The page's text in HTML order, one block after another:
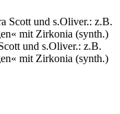
und s.Oliver.: z.B.
mit Zirkonia (synth.)